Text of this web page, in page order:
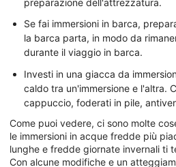
Se fai immersioni in barca,
la barca parta, in modo da
durante il viaggio in barca.
Investi in una giacca da
caldo tra un'immersione e l'altra.
cappuccio, foderati in pile,
Come puoi vedere, ci sono molte
le immersioni in acque fredde più
lunghe e fredde giornate invernali ti
Con alcune modifiche e un